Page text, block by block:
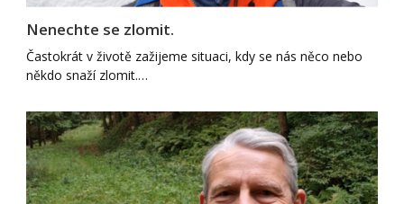
Nenechte se zlomit.
Častokrát v životě zažijeme situaci, kdy se nás něco nebo
někdo snaží zlomit.…